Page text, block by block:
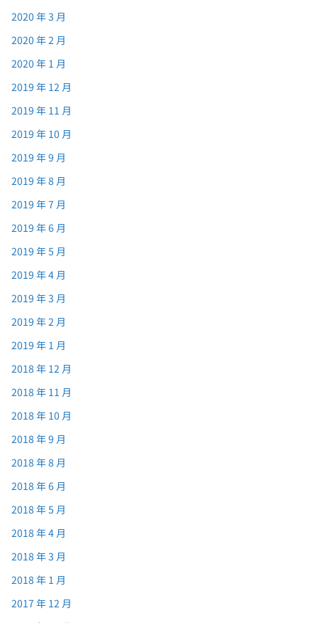
2020 年 3 月
2020 年 2 月
2020 年 1 月
2019 年 12 月
2019 年 11 月
2019 年 10 月
2019 年 9 月
2019 年 8 月
2019 年 7 月
2019 年 6 月
2019 年 5 月
2019 年 4 月
2019 年 3 月
2019 年 2 月
2019 年 1 月
2018 年 12 月
2018 年 11 月
2018 年 10 月
2018 年 9 月
2018 年 8 月
2018 年 6 月
2018 年 5 月
2018 年 4 月
2018 年 3 月
2018 年 1 月
2017 年 12 月